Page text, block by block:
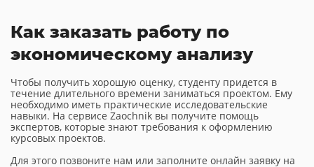
Как заказать работу по
экономическому анализу
Чтобы получить хорошую оценку, студенту придется в
течение длительного времени заниматься проектом. Ему
необходимо иметь практические исследовательские
навыки. На сервисе Zaochnik вы получите помощь
экспертов, которые знают требования к оформлению
курсовых проектов.
Для этого позвоните нам или заполните онлайн заявку на